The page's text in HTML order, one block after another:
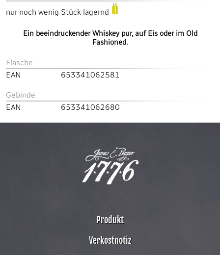
nur noch wenig Stück lagernd
Ein beeindruckender Whiskey pur, auf Eis oder im Old
Fashioned.
Flasche
EAN
653341062581
Gebinde
EAN
653341062680
Produkt
Verkostnotiz